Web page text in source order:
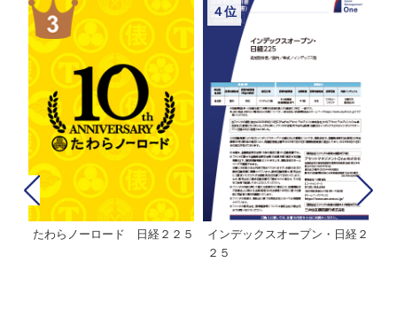
たわらノーロード 日経２２５
４位
インデックスオープン・日経２
２５